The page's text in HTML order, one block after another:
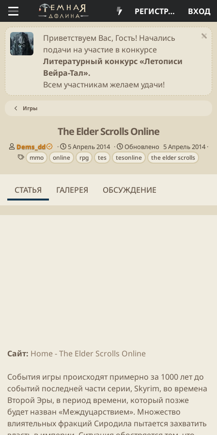
ВХОД
РЕГИСТРАЦИЯ
Приветствуем Вас, Гость! Начались
подачи на участие в конкурсе
Литературный конкурс «Летописи
Вейра-Тал».
Всем участникам желаем удачи!
Игры
The Elder Scrolls Online
А
в
о
Dems_dd
Д
а
т
а
у
5 Апрель 2014 Обновлено 5 Апрель 2014
Т
е
г
mmo online rpg tes tesonline the elder scrolls
СТАТЬЯ ГАЛЕРЕЯ ОБСУЖДЕНИЕ
Сайт: Home - The Elder Scrolls Online
События игры происходят примерно за 1000 лет до
событий последней части серии, Skyrim, во времена
Второй Эры, в период времени, который позже
будет назван «Междуцарствием». Множество
влиятельных фракций Сиродила пытается захватить